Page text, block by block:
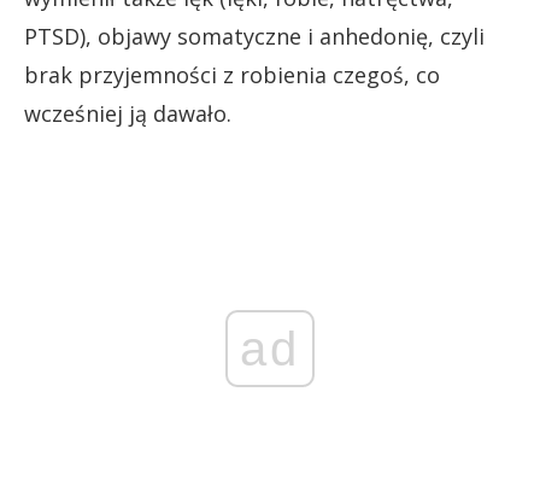
PTSD), objawy somatyczne i anhedonię, czyli
brak przyjemności z robienia czegoś, co
wcześniej ją dawało.
ad